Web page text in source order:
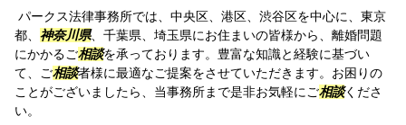
パークス法律事務所では、中央区、港区、渋谷区を中心に、東京
都、 神奈川県、千葉県、埼玉県にお住まいの皆様から、離婚問題
にかかるご相談を承っております。豊富な知識と経験に基づい
て、ご相談者様に最適なご提案をさせていただきます。お困りの
ことがございましたら、当事務所まで是非お気軽にご相談くださ
い。